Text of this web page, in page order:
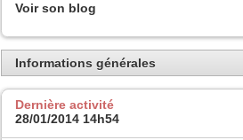
Voir son blog
Informations générales
Dernière activité
28/01/2014 14h54